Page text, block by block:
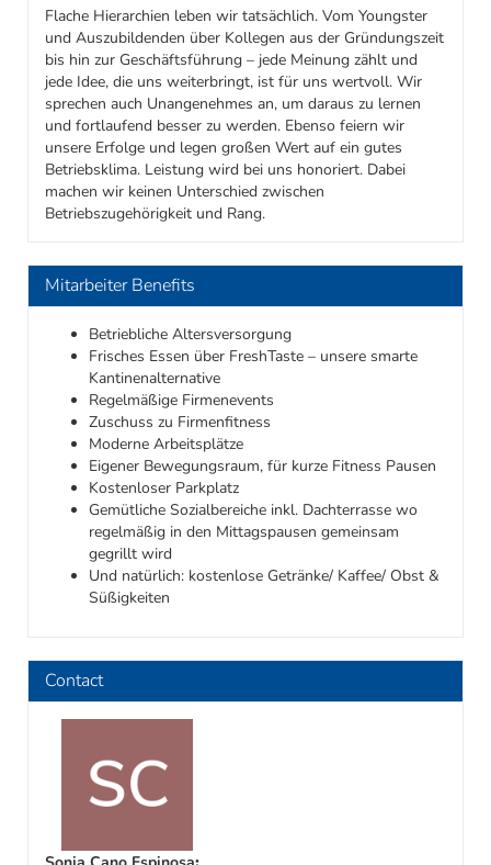
Flache Hierarchien leben wir tatsächlich. Vom Youngster
und Auszubildenden über Kollegen aus der Gründungszeit
bis hin zur Geschäftsführung – jede Meinung zählt und
jede Idee, die uns weiterbringt, ist für uns wertvoll. Wir
sprechen auch Unangenehmes an, um daraus zu lernen
und fortlaufend besser zu werden. Ebenso feiern wir
unsere Erfolge und legen großen Wert auf ein gutes
Betriebsklima. Leistung wird bei uns honoriert. Dabei
machen wir keinen Unterschied zwischen
Betriebszugehörigkeit und Rang.
Mitarbeiter Benefits
Betriebliche Altersversorgung
Frisches Essen über FreshTaste – unsere smarte
Kantinenalternative
Regelmäßige Firmenevents
Zuschuss zu Firmenfitness
Moderne Arbeitsplätze
Eigener Bewegungsraum, für kurze Fitness Pausen
Kostenloser Parkplatz
Gemütliche Sozialbereiche inkl. Dachterrasse wo
regelmäßig in den Mittagspausen gemeinsam
gegrillt wird
Und natürlich: kostenlose Getränke/ Kaffee/ Obst &
Süßigkeiten
Contact